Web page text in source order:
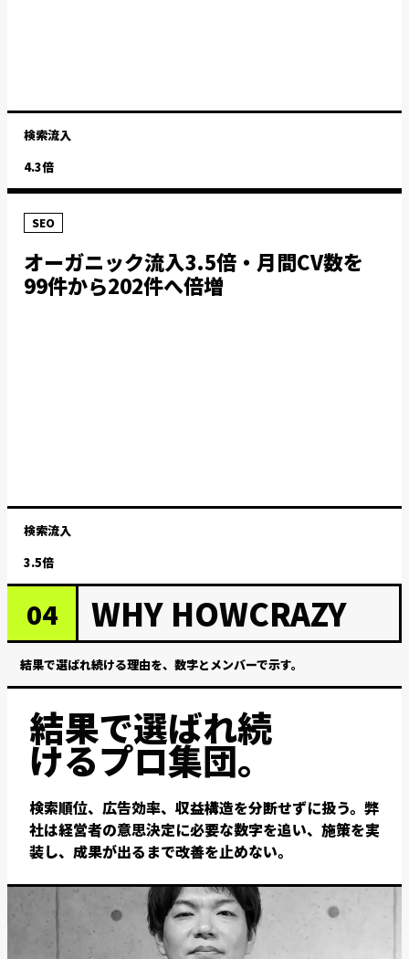
検索流入
4.3倍
SEO
オーガニック流入3.5倍・月間CV数を
99件から202件へ倍増
検索流入
3.5倍
04 WHY HOWCRAZY
結果で選ばれ続ける理由を、数字とメンバーで示す。
結果で選ばれ続
けるプロ集団。
検索順位、広告効率、収益構造を分断せずに扱う。弊
社は経営者の意思決定に必要な数字を追い、施策を実
装し、成果が出るまで改善を止めない。